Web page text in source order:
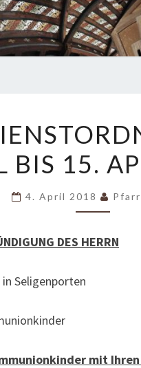
VOM
APRIL
BIS
APRIL
BIS 15.
4. April 2018
DES HERRN
Seligenporten
mit